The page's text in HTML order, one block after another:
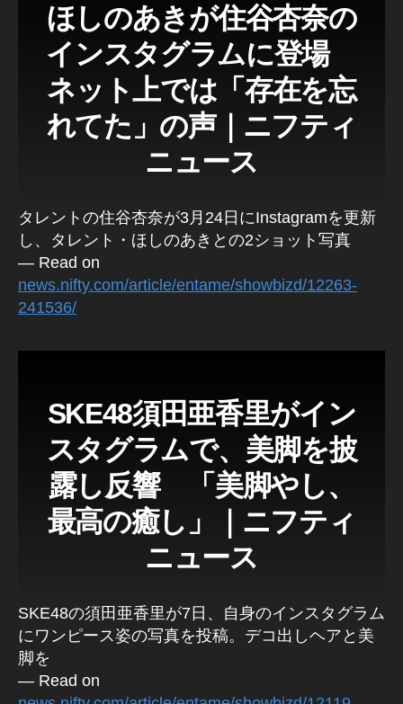
ほしのあきが住谷杏奈の
インスタグラムに登場
ネット上では「存在を忘
れてた」の声｜ニフティ
ニュース
タレントの住谷杏奈が3月24日にInstagramを更新
し、タレント・ほしのあきとの2ショット写真
— Read on
news.nifty.com/article/entame/showbizd/12263-
241536/
SKE48須田亜香里がイン
スタグラムで、美脚を披
露し反響 「美脚やし、
最高の癒し」｜ニフティ
ニュース
SKE48の須田亜香里が7日、自身のインスタグラム
にワンピース姿の写真を投稿。デコ出しヘアと美
脚を
— Read on